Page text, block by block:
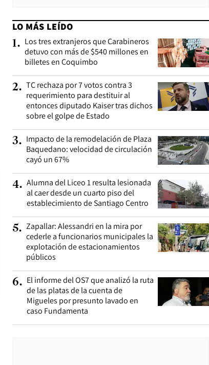
LO MÁS LEÍDO
1. Los tres extranjeros que Carabineros
detuvo con más de $540 millones en
billetes en Coquimbo
2. TC rechaza por 7 votos contra 3
requerimiento para destituir al
entonces diputado Kaiser tras dichos
sobre el golpe de Estado
3. Impacto de la remodelación de Plaza
Baquedano: velocidad de circulación
cayó un 67%
4. Alumna del Liceo 1 resulta lesionada
al caer desde un cuarto piso del
establecimiento de Santiago Centro
5. Zapallar: Alessandri en la mira por
cederle a funcionarios municipales la
explotación de estacionamientos
públicos
6. El informe del OS7 que analizó la ruta
de las platas de la cuenta de
Migueles por presunto lavado en
caso Fundamenta